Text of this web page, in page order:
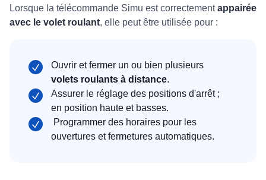
Lorsque la télécommande Simu est correctementappairée
avec le volet roulant, elle peut être utilisée pour :
Ouvrir et fermer un ou bien plusieurs
volets roulants à distance.
Assurer le réglage des positions d'arrêt ;
en position haute et basses.
Programmer des horaires pour les
ouvertures et fermetures automatiques.